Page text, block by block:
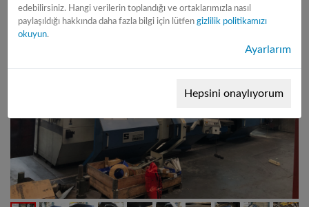
edebilirsiniz. Hangi verilerin toplandığı ve ortaklarımızla nasıl
paylaşıldığı hakkında daha fazla bilgi için lütfen gizlilik politikamızı
okuyun.
Ayarlarım
Hepsini onaylıyorum